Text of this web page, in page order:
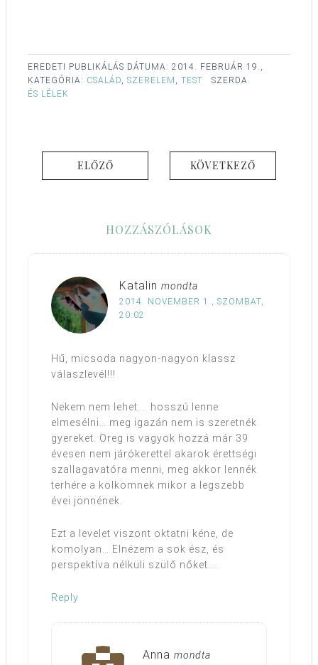
EREDETI PUBLIKÁLÁS DÁTUMA: 2014. FEBRUÁR 19.,
SZERDA
KATEGÓRIA: CSALÁD, SZERELEM , TEST
ÉS LÉLEK
ELŐZŐ KÖVETKEZŐ
HOZZÁSZÓLÁSOK
Katalin mondta
2014. NOVEMBER 1., SZOMBAT,
20:02
Hű, micsoda nagyon-nagyon klassz
válaszlevél!!!
Nekem nem lehet…. hosszú lenne
elmesélni… meg igazán nem is szeretnék
gyereket. Öreg is vagyok hozzá már 39
évesen nem járókerettel akarok érettségi
szallagavatóra menni, meg akkor lennék
terhére a kölkömnek mikor a legszebb
évei jönnének.
Ezt a levelet viszont oktatni kéne, de
komolyan… Elnézem a sok ész, és
perspektíva nélküli szülő nőket….
Reply
Anna mondta